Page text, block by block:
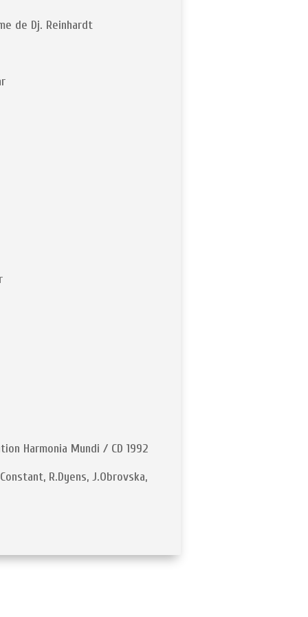
de Dj. Reinhardt
Harmonia Mundi / CD 1992
R.Dyens, J.Obrovska,